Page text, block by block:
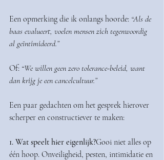
Een opmerking die ik onlangs hoorde: “Als de
baas evalueert, voelen mensen zich tegenwoordig
al geïntimideerd.”
Of: “We willen geen zero tolerance-beleid, want
dan krijg je een cancelcultuur.”
Een paar gedachten om het gesprek hierover
scherper en constructiever te maken:
1. Wat speelt hier eigenlijk?Gooi niet alles op
één hoop. Onveiligheid, pesten, intimidatie en